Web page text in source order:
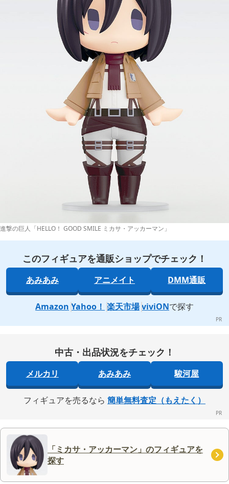
進撃の巨人「HELLO！ GOOD SMILE ミカサ・アッカーマン」
このフィギュアを通販ショップでチェック！
あみあみ アニメイト DMM通販
Amazon Yahoo！ 楽天市場 viviONで探す
中古・出品状況をチェック！
メルカリ あみあみ 駿河屋
フィギュアを売るなら 簡単無料査定（もえたく）
「ミカサ・アッカーマン」のフィギュアを
探す